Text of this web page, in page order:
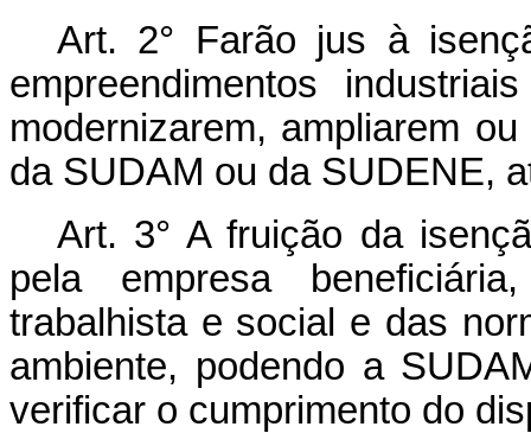
Art. 2° Farão jus à
empreendimentos
modernizarem, ampliarem
da SUDAM ou da SUDENE,
Art. 3° A fruição da
pela empresa
trabalhista e social e das
ambiente, podendo a
verificar o cumprimento do